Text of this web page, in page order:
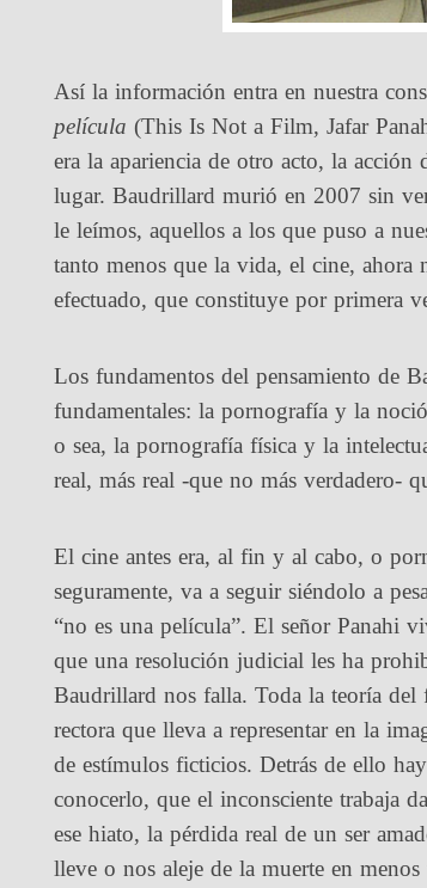
Así la información entra en nuestra
película (This Is Not a Film, Jafar
era la apariencia de otro acto, la acción
lugar. Baudrillard murió en 2007 sin
le leímos, aquellos a los que puso a
tanto menos que la vida, el cine, ahora
efectuado, que constituye por primera
Los fundamentos del pensamiento de
fundamentales: la pornografía y la
o sea, la pornografía física y la
real, más real -que no más verdadero-
El cine antes era, al fin y al cabo, o
seguramente, va a seguir siéndolo a
“no es una película”. El señor Panahi
que una resolución judicial les ha
Baudrillard nos falla. Toda la teoría del
rectora que lleva a representar en la
de estímulos ficticios. Detrás de ello
conocerlo, que el inconsciente trabaja
ese hiato, la pérdida real de un ser
lleve o nos aleje de la muerte en